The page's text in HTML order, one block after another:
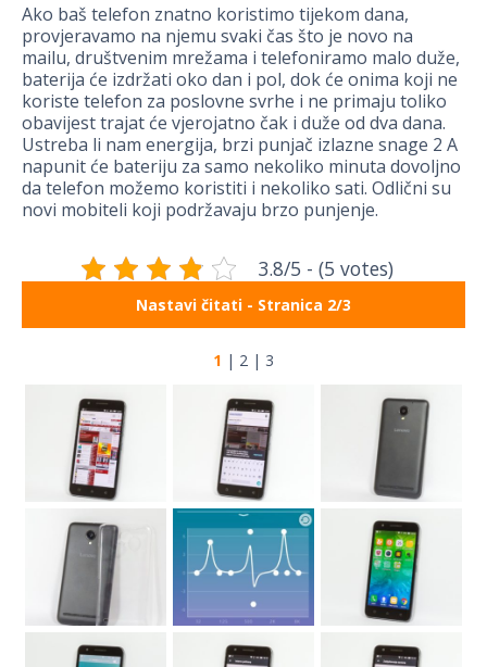
Ako baš telefon znatno koristimo tijekom dana,
provjeravamo na njemu svaki čas što je novo na
mailu, društvenim mrežama i telefoniramo malo duže,
baterija će izdržati oko dan i pol, dok će onima koji ne
koriste telefon za poslovne svrhe i ne primaju toliko
obavijest trajat će vjerojatno čak i duže od dva dana.
Ustreba li nam energija, brzi punjač izlazne snage 2 A
napunit će bateriju za samo nekoliko minuta dovoljno
da telefon možemo koristiti i nekoliko sati. Odlični su
novi mobiteli koji podržavaju brzo punjenje.
3.8/5 - (5 votes)
Nastavi čitati - Stranica 2/3
1 | 2 | 3